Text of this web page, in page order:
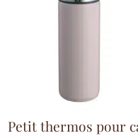
Petit thermos pour